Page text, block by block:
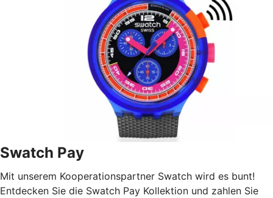
Swatch Pay
Mit unserem Kooperationspartner Swatch wird es bunt!
Entdecken Sie die Swatch Pay Kollektion und zahlen Sie